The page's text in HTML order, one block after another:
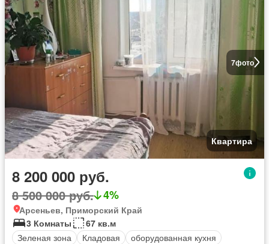
7фото
Квартира
8 200 000 руб.
8 500 000 руб. 4%
Арсеньев, Приморский Край
3 Комнаты
67 кв.м
Зеленая зона
Кладовая
оборудованная кухня